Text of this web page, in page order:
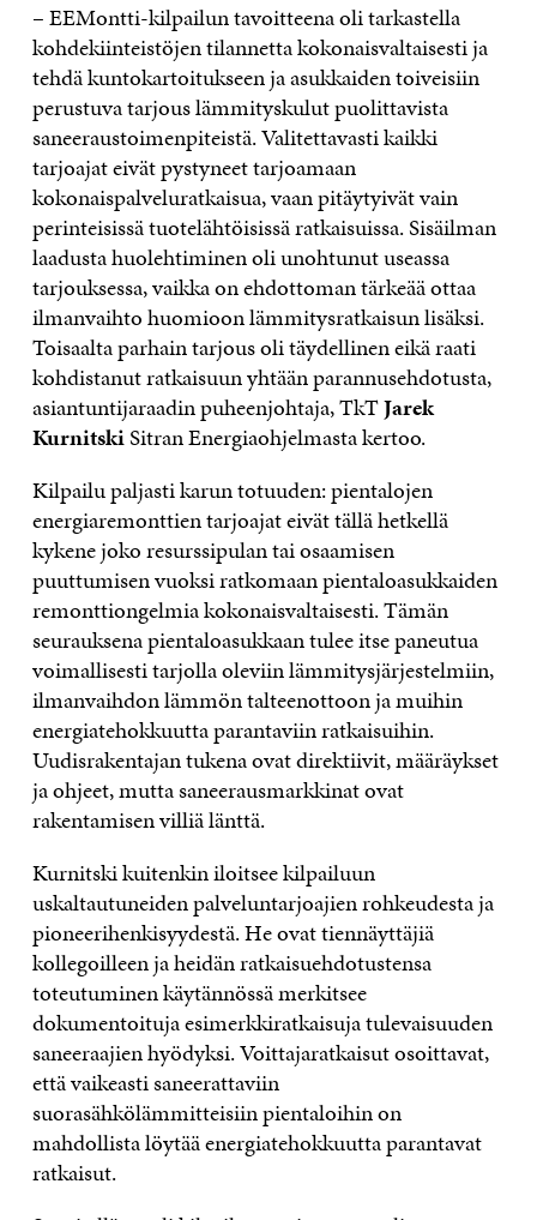
– EEMontti-kilpailun tavoitteena oli tarkastella
kohdekiinteistöjen tilannetta kokonaisvaltaisesti ja
tehdä kuntokartoitukseen ja asukkaiden toiveisiin
perustuva tarjous lämmityskulut puolittavista
saneeraustoimenpiteistä. Valitettavasti kaikki
tarjoajat eivät pystyneet tarjoamaan
kokonaispalveluratkaisua, vaan pitäytyivät vain
perinteisissä tuotelähtöisissä ratkaisuissa. Sisäilman
laadusta huolehtiminen oli unohtunut useassa
tarjouksessa, vaikka on ehdottoman tärkeää ottaa
ilmanvaihto huomioon lämmitysratkaisun lisäksi.
Toisaalta parhain tarjous oli täydellinen eikä raati
kohdistanut ratkaisuun yhtään parannusehdotusta,
asiantuntijaraadin puheenjohtaja, TkTJarek
KurnitskiSitran Energiaohjelmasta kertoo.
Kilpailu paljasti karun totuuden: pientalojen
energiaremonttien tarjoajat eivät tällä hetkellä
kykene joko resurssipulan tai osaamisen
puuttumisen vuoksi ratkomaan pientaloasukkaiden
remonttiongelmia kokonaisvaltaisesti. Tämän
seurauksena pientaloasukkaan tulee itse paneutua
voimallisesti tarjolla oleviin lämmitysjärjestelmiin,
ilmanvaihdon lämmön talteenottoon ja muihin
energiatehokkuutta parantaviin ratkaisuihin.
Uudisrakentajan tukena ovat direktiivit, määräykset
ja ohjeet, mutta saneerausmarkkinat ovat
rakentamisen villiä länttä.
Kurnitski kuitenkin iloitsee kilpailuun
uskaltautuneiden palveluntarjoajien rohkeudesta ja
pioneerihenkisyydestä. He ovat tiennäyttäjiä
kollegoilleen ja heidän ratkaisuehdotustensa
toteutuminen käytännössä merkitsee
dokumentoituja esimerkkiratkaisuja tulevaisuuden
saneeraajien hyödyksi. Voittajaratkaisut osoittavat,
että vaikeasti saneerattaviin
suorasähkölämmitteisiin pientaloihin on
mahdollista löytää energiatehokkuutta parantavat
ratkaisut.